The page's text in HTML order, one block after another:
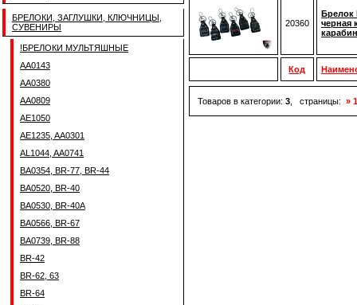
БРЕЛОКИ, ЗАГЛУШКИ, КЛЮЧНИЦЫ,
СУВЕНИРЫ
!БРЕЛОКИ МУЛЬТЯШНЫЕ
AA0143
AA0380
AA0809
AE1050
AE1235, AA0301
AL1044, AA0741
BA0354, BR-77, BR-44
BA0520, BR-40
BA0530, BR-40A
BA0566, BR-67
BA0739, BR-88
BR-42
BR-62, 63
BR-64
20360
Брелок
черная
Код
Товаров в категории: 3 , страницы: »